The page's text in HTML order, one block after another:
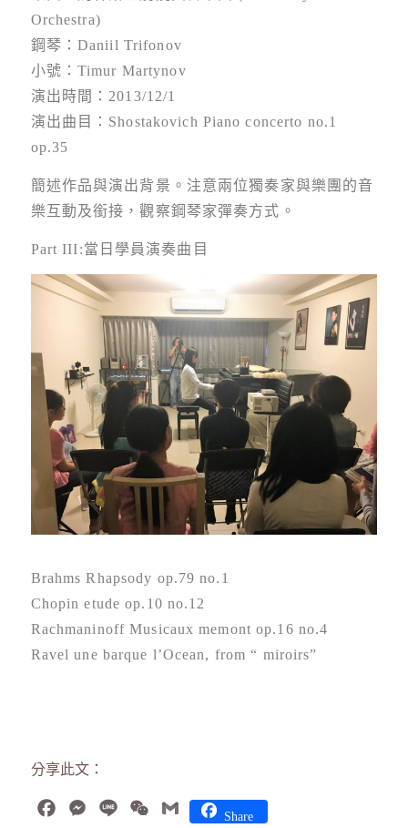
Orchestra)
鋼琴：Daniil Trifonov
小號：Timur Martynov
演出時間：2013/12/1
演出曲目：Shostakovich Piano concerto no.1
op.35
簡述作品與演出背景。注意兩位獨奏家與樂團的音
樂互動及銜接，觀察鋼琴家彈奏方式。
Part III:當日學員演奏曲目
Brahms Rhapsody op.79 no.1
Chopin etude op.10 no.12
Rachmaninoff Musicaux memont op.16 no.4
Ravel une barque l’Ocean, from “ miroirs”
分享此文：
FacebookMessenger
Line WeChatGmail
Share